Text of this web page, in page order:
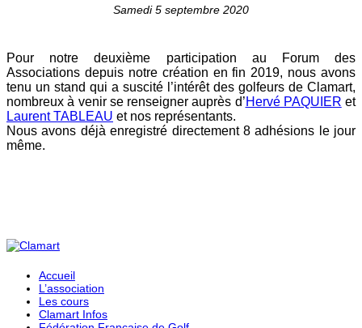
Samedi 5 septembre 2020
Pour notre deuxième participation au Forum des
Associations depuis notre création en fin 2019, nous avons
tenu un stand qui a suscité l’intérêt des golfeurs de Clamart,
nombreux à venir se renseigner auprès d’Hervé PAQUIER et
Laurent TABLEAU et nos représentants.
Nous avons déjà enregistré directement 8 adhésions le jour
même.
Accueil
L’association
Les cours
Clamart Infos